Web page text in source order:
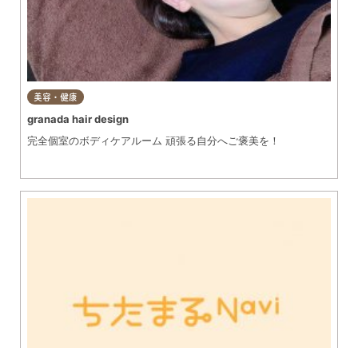
美容・健康
granada hair design
完全個室のボディケアルーム 頑張る自分へご褒美を！